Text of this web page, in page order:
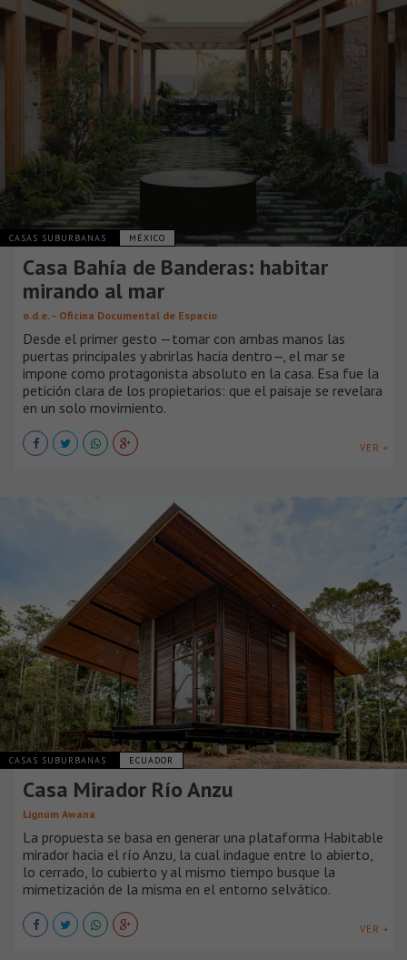
CASAS SUBURBANAS MÉXICO
Casa Bahía de Banderas: habitar
mirando al mar
o.d.e. – Oficina Documental de Espacio
Desde el primer gesto —tomar con ambas manos las
puertas principales y abrirlas hacia dentro—, el mar se
impone como protagonista absoluto en la casa. Esa fue la
petición clara de los propietarios: que el paisaje se revelara
en un solo movimiento.
VER +
CASAS SUBURBANAS ECUADOR
Casa Mirador Río Anzu
Lignum Awana
La propuesta se basa en generar una plataforma Habitable
mirador hacia el río Anzu, la cual indague entre lo abierto,
lo cerrado, lo cubierto y al mismo tiempo busque la
mimetización de la misma en el entorno selvático.
VER +